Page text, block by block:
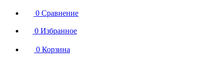
0 Сравнение
0 Избранное
0 Корзина